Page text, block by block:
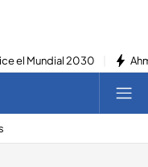
el Mundial 2030